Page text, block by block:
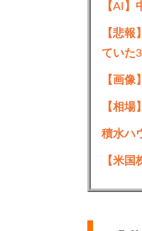
【AI
【悲
ていた
【画
【相
積水ハ
【米